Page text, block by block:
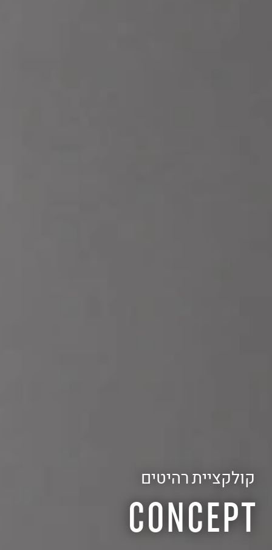
קולקציית רהיטים
CONCEPT